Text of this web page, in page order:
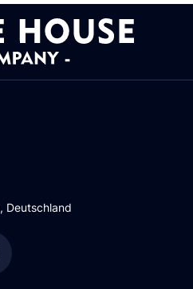
, Deutschland